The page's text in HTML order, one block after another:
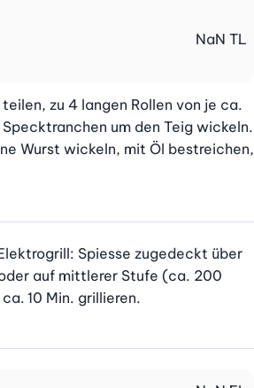
NaN TL
zu 4 lan­gen Rollen von je ca.
um den Teig wickeln.
Wurst wickeln, mit Öl bestreichen,
Spiesse zugedeckt über
auf mittlerer Stufe (ca. 200
10 Min. grillieren.